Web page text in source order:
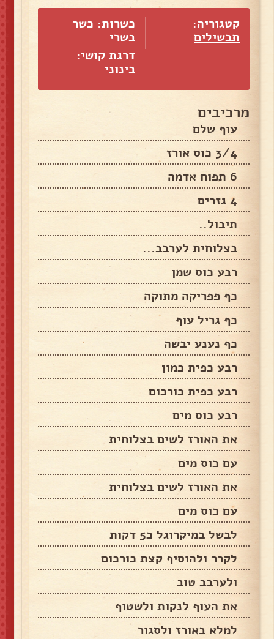
קטגוריה:
תבשילים
כשרות: כשר
בשרי
דרגת קושי:
בינוני
מרכיבים
עוף שלם
3/4 כוס אורז
6 תפוח אדמה
4 גזרים
תיבול..
בצלוחית לערבב...
רבע כוס שמן
כף פפריקה מתוקה
כף גריל עוף
כף נענע יבשה
רבע כפית כמון
רבע כפית כורכום
רבע כוס מים
את האורז לשים בצלוחית
עם כוס מים
את האורז לשים בצלוחית
עם כוס מים
לבשל במיקרוגל כ5 דקות
לקרר ולהוסיף קצת כורכום
ולערבב טוב
את העוף לנקות ולשטוף
למלא באורז ולסגור